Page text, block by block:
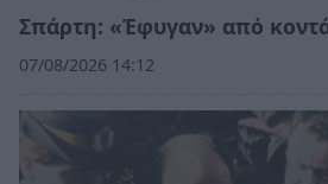
Σπάρτη: «Έφυγαν» από
07/08/2026 14:12